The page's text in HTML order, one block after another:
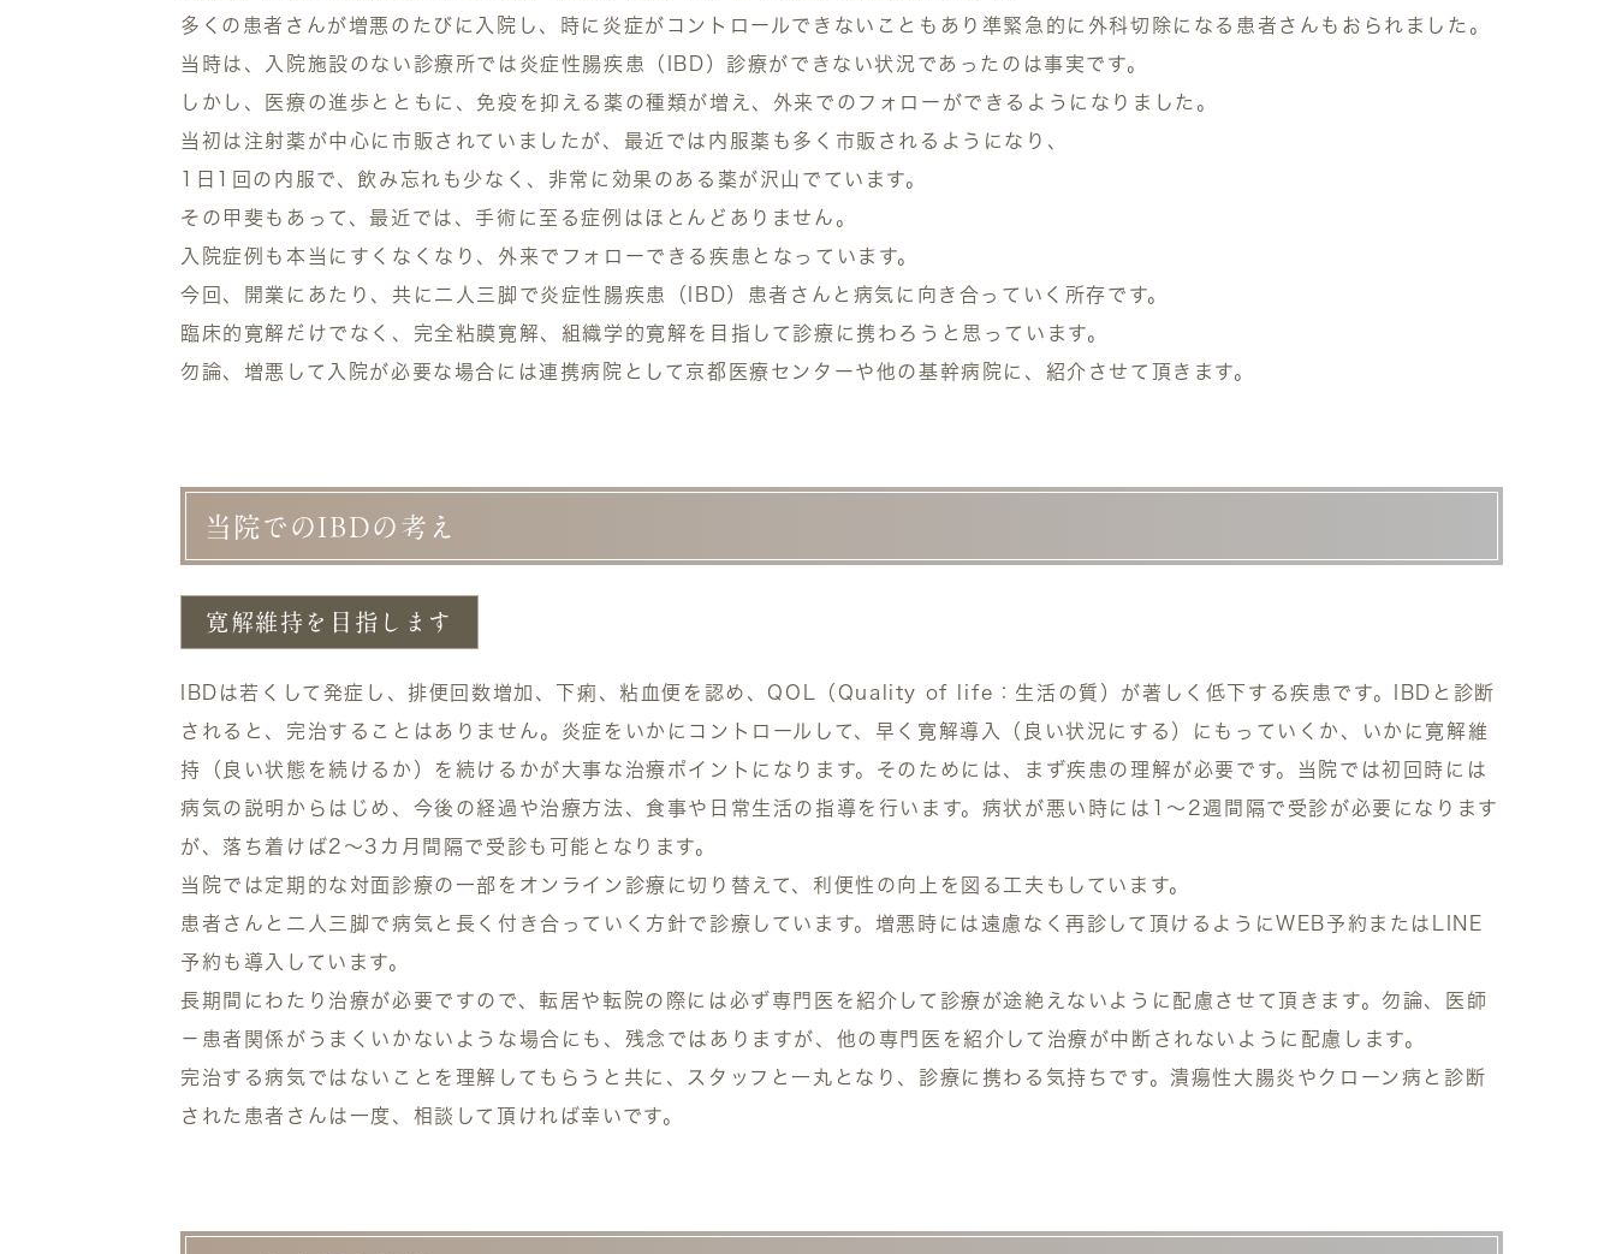
多くの患者さんが増悪のたびに入院し、時に炎症がコントロールできないこともあり準緊急的に外科切除になる患者さんもおられました。
当時は、入院施設のない診療所では炎症性腸疾患（IBD）診療ができない状況であったのは事実です。
しかし、医療の進歩とともに、免疫を抑える薬の種類が増え、外来でのフォローができるようになりました。
当初は注射薬が中心に市販されていましたが、最近では内服薬も多く市販されるようになり、
1日1回の内服で、飲み忘れも少なく、非常に効果のある薬が沢山でています。
その甲斐もあって、最近では、手術に至る症例はほとんどありません。
入院症例も本当にすくなくなり、外来でフォローできる疾患となっています。
今回、開業にあたり、共に二人三脚で炎症性腸疾患（IBD）患者さんと病気に向き合っていく所存です。
臨床的寛解だけでなく、完全粘膜寛解、組織学的寛解を目指して診療に携わろうと思っています。
勿論、増悪して入院が必要な場合には連携病院として京都医療センターや他の基幹病院に、紹介させて頂きます。
当院でのIBDの考え
寛解維持を目指します
IBDは若くして発症し、排便回数増加、下痢、粘血便を認め、QOL（Quality of life：生活の質）が著しく低下する疾患です。IBDと診断
されると、完治することはありません。炎症をいかにコントロールして、早く寛解導入（良い状況にする）にもっていくか、いかに寛解維
持（良い状態を続けるか）を続けるかが大事な治療ポイントになります。そのためには、まず疾患の理解が必要です。当院では初回時には
病気の説明からはじめ、今後の経過や治療方法、食事や日常生活の指導を行います。病状が悪い時には1〜2週間隔で受診が必要になります
が、落ち着けば2〜3カ月間隔で受診も可能となります。
当院では定期的な対面診療の一部をオンライン診療に切り替えて、利便性の向上を図る工夫もしています。
患者さんと二人三脚で病気と長く付き合っていく方針で診療しています。増悪時には遠慮なく再診して頂けるようにWEB予約またはLINE
予約も導入しています。
長期間にわたり治療が必要ですので、転居や転院の際には必ず専門医を紹介して診療が途絶えないように配慮させて頂きます。勿論、医師
－患者関係がうまくいかないような場合にも、残念ではありますが、他の専門医を紹介して治療が中断されないように配慮します。
完治する病気ではないことを理解してもらうと共に、スタッフと一丸となり、診療に携わる気持ちです。潰瘍性大腸炎やクローン病と診断
された患者さんは一度、相談して頂ければ幸いです。